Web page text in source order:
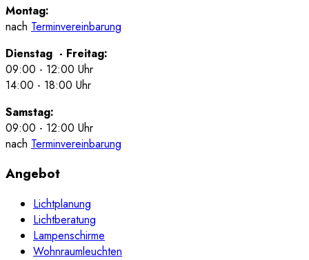
Montag:
nach Terminvereinbarung
Dienstag - Freitag:
09:00 - 12:00 Uhr
14:00 - 18:00 Uhr
Samstag:
09:00 - 12:00 Uhr
nach Terminvereinbarung
Angebot
Lichtplanung
Lichtberatung
Lampenschirme
Wohnraumleuchten